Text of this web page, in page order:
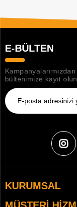
E-BÜLTEN
bültenimize kayıt
KURUMSAL